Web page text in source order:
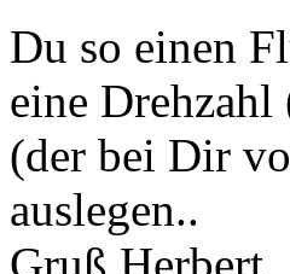
Du so einen
eine
(der bei Dir
auslegen..